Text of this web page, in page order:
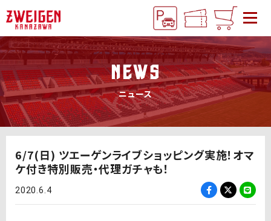
NEWS
ニュース
6/7(日) ツエーゲンライブショッピング実施！オマ
ケ付き特別販売・代理ガチャも！
2020.6.4